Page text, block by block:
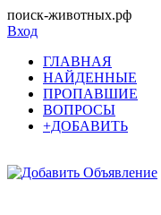
поиск-животных.рф
Вход
ГЛАВНАЯ
НАЙДЕННЫЕ
ПРОПАВШИЕ
ВОПРОСЫ
+ДОБАВИТЬ